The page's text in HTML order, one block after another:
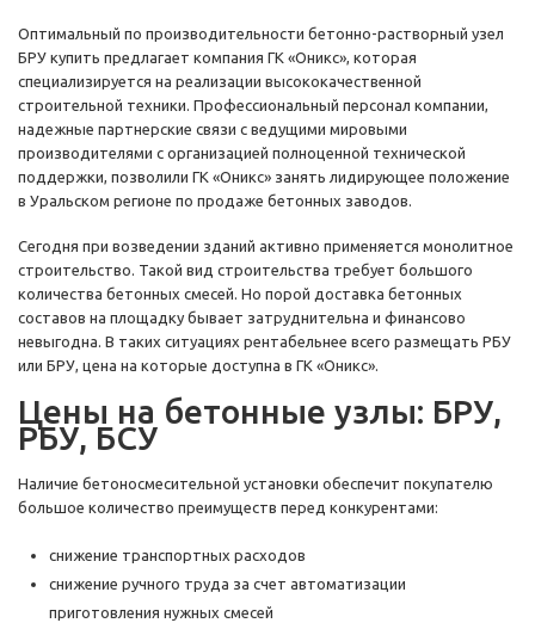
Оптимальный по производительности бетонно-растворный узел
БРУ купить предлагает компания ГК «Оникс», которая
специализируется на реализации высококачественной
строительной техники. Профессиональный персонал компании,
надежные партнерские связи с ведущими мировыми
производителями с организацией полноценной технической
поддержки, позволили ГК «Оникс» занять лидирующее положение
в Уральском регионе по продаже бетонных заводов.
Сегодня при возведении зданий активно применяется монолитное
строительство. Такой вид строительства требует большого
количества бетонных смесей. Но порой доставка бетонных
составов на площадку бывает затруднительна и финансово
невыгодна. В таких ситуациях рентабельнее всего размещать РБУ
или БРУ, цена на которые доступна в ГК «Оникс».
Цены на бетонные узлы: БРУ,
РБУ, БСУ
Наличие бетоносмесительной установки обеспечит покупателю
большое количество преимуществ перед конкурентами:
снижение транспортных расходов
снижение ручного труда за счет автоматизации
приготовления нужных смесей